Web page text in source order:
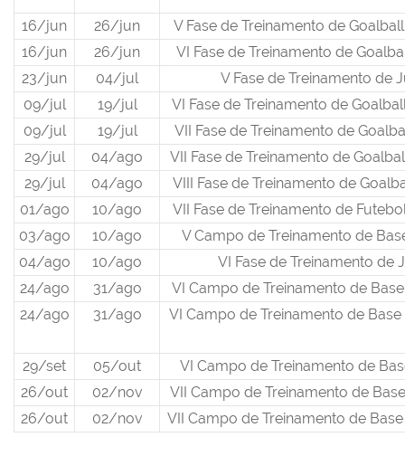
16/jun 26/jun
V Fase de Treinamento de
16/jun
26/jun
VI Fase de Treinamento de
23/jun
04/jul
V Fase de Treinamento de
09/jul
19/jul
VI Fase de Treinamento de
09/jul
19/jul
VII Fase de Treinamento de
29/jul
04/ago
VII Fase de Treinamento de
29/jul
04/ago
VIII Fase de Treinamento de
01/ago
10/ago
VII Fase de Treinamento de
03/ago
10/ago
V Campo de Treinamento de
04/ago
10/ago
VI Fase de Treinamento de
24/ago
31/ago
VI Campo de Treinamento de
24/ago
31/ago VI Campo de Treinamento de
29/set 05/out
VI Campo de Treinamento de
26/out
02/nov
VII Campo de Treinamento de
26/out
02/nov VII Campo de Treinamento de